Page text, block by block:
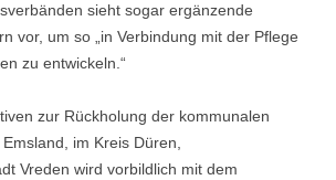
sieht sogar ergänzende
vor, um so „in Verbindung mit der Pflege
zu entwickeln.“
zur Rückholung der kommunalen
im Kreis Düren,
Vreden wird vorbildlich mit dem